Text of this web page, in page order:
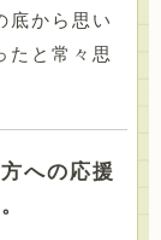
底から思い
たと常々思
への応援